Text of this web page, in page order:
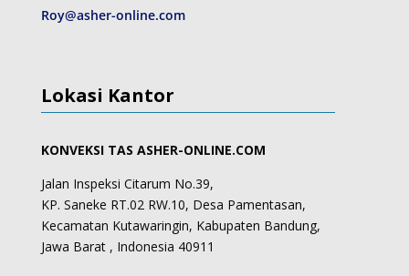
Roy@asher-online.com
Lokasi Kantor
KONVEKSI TAS ASHER-ONLINE.COM
Jalan Inspeksi Citarum No.39,
KP. Saneke RT.02 RW.10, Desa Pamentasan,
Kecamatan Kutawaringin, Kabupaten Bandung,
Jawa Barat , Indonesia 40911